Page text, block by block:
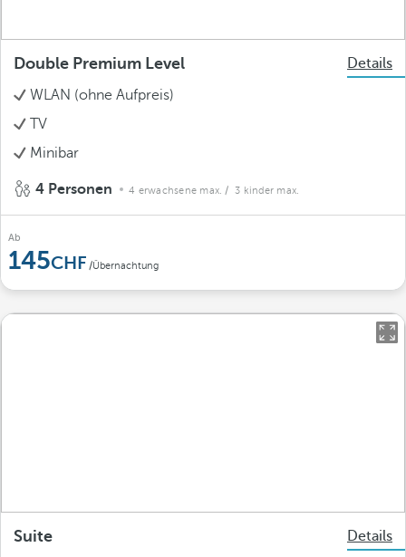
Double Premium Level
Details
WLAN (ohne Aufpreis)
TV
Minibar
4 Personen 4 erwachsene max. / 3 kinder max.
Ab
145 /Übernachtung
Suite
Details